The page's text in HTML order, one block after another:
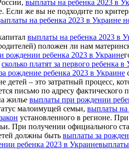
выплаты на ребенка 2023 в
Если же вы не подходите по
на ребенка 2023 в Украине
выплаты на ребенка 2023 в
положен ли нам
рождении ребенка 2023 в Украине
сколько платят за первого ребенка
рождение ребенка 2023 в Украине
– это затратный процесс,
письмо по адресу фактического
жилье выплаты при рождении
малоимущей семьи, выплаты на
установленного в регионе.
При получении официального
должны быть выплаты за
ребенка 2023 в Украиневыплаты